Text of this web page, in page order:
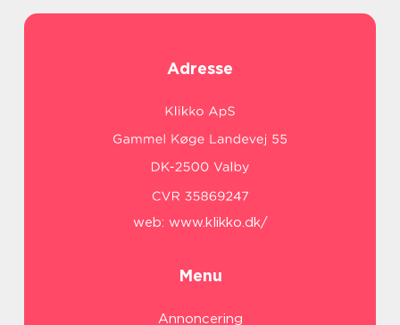
Adresse
web: www.klikko.dk/
Menu
Annoncering